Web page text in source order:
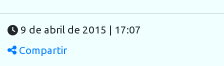
9 de abril de 2015 | 17:07
Compartir